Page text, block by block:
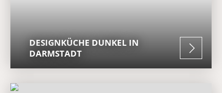
DESIGNKÜCHE DUNKEL IN
DARMSTADT